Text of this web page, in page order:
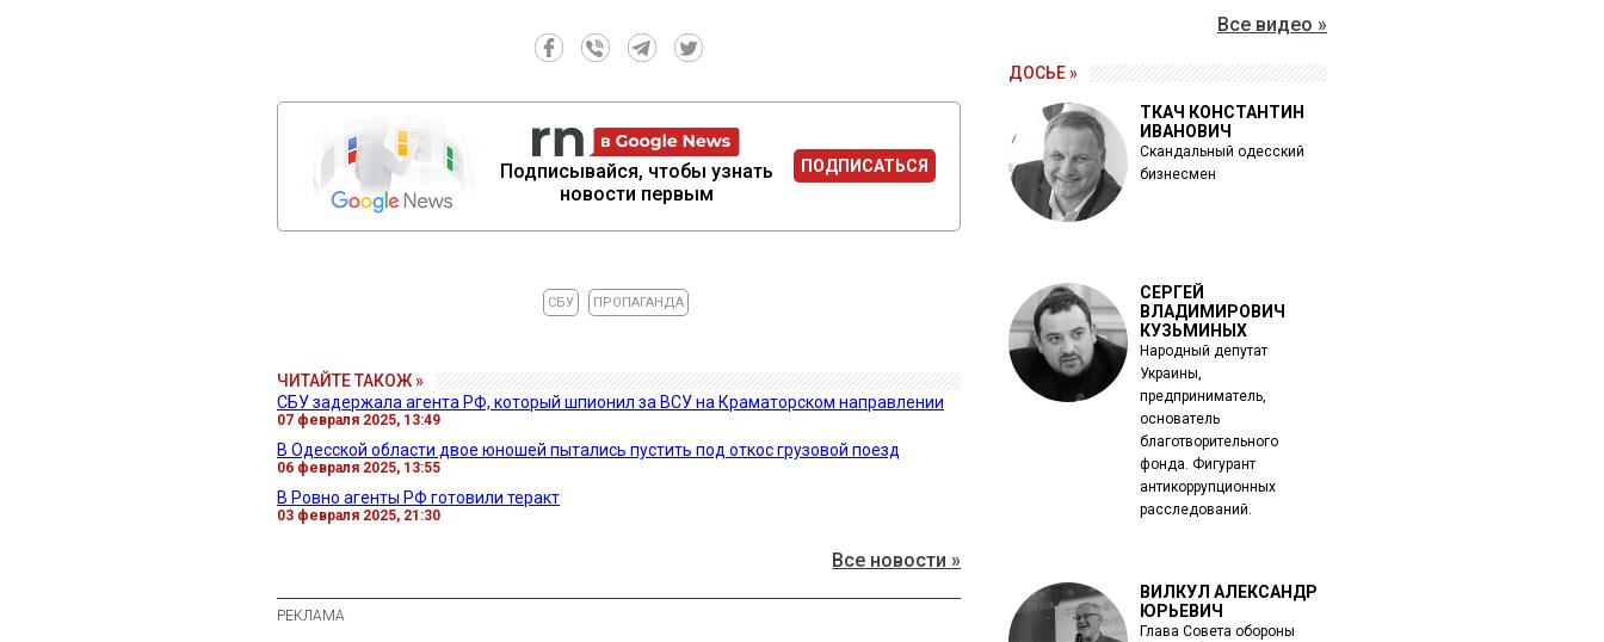
Подписывайся, чтобы узнать
новости первым
ПОДПИСАТЬСЯ
СБУ ПРОПАГАНДА
ЧИТАЙТЕ ТАКОЖ »
СБУ задержала агента РФ, который шпионил за ВСУ на Краматорском направлении
07 февраля 2025, 13:49
В Одесской области двое юношей пытались пустить под откос грузовой поезд
06 февраля 2025, 13:55
В Ровно агенты РФ готовили теракт
03 февраля 2025, 21:30
Все новости »
Все видео »
ДОСЬЕ »
ТКАЧ КОНСТАНТИН
ИВАНОВИЧ
Скандальный одесский
бизнесмен
СЕРГЕЙ
ВЛАДИМИРОВИЧ
КУЗЬМИНЫХ
Народный депутат
Украины,
предприниматель,
основатель
благотворительного
фонда. Фигурант
антикоррупционных
расследований.
ВИЛКУЛ АЛЕКСАНДР
ЮРЬЕВИЧ
Глава Совета обороны